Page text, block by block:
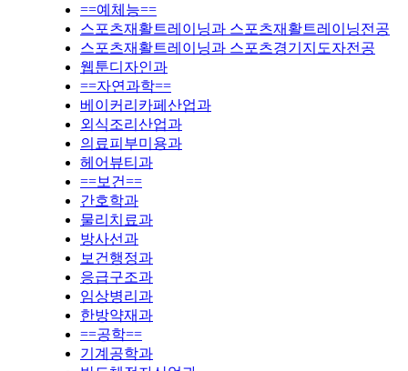
==예체능==
스포츠재활트레이닝과 스포츠재활트레이닝전공
스포츠재활트레이닝과 스포츠경기지도자전공
웹툰디자인과
==자연과학==
베이커리카페산업과
외식조리산업과
의료피부미용과
헤어뷰티과
==보건==
간호학과
물리치료과
방사선과
보건행정과
응급구조과
임상병리과
한방약재과
==공학==
기계공학과